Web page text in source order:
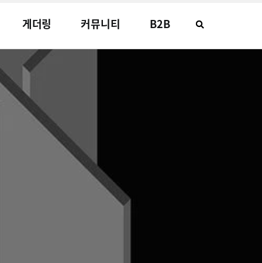
게더링 커뮤니티 B2B